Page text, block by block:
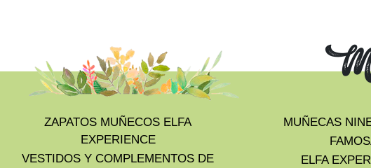
ZAPATOS MUÑECOS ELFA
EXPERIENCE
VESTIDOS Y COMPLEMENTOS DE
MUÑECAS
ELFA